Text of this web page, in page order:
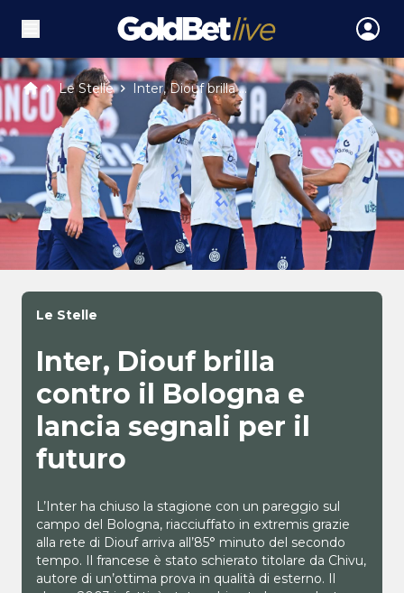
Le Stelle Inter, Diouf brilla ...
Le Stelle
Inter, Diouf brilla
contro il Bologna e
lancia segnali per il
futuro
L’Inter ha chiuso la stagione con un pareggio sul
campo del Bologna, riacciuffato in extremis grazie
alla rete di Diouf arriva all’85° minuto del secondo
tempo. Il francese è stato schierato titolare da Chivu,
autore di un’ottima prova in qualità di esterno. Il